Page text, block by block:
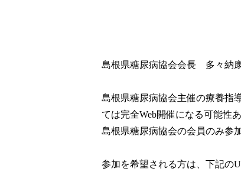
島根県糖尿病協会会長 多々納
島根県糖尿病協会主催の療養指
ては完全Web開催になる可能性あ
島根県糖尿病協会の会員のみ参
参加を希望される方は、下記の